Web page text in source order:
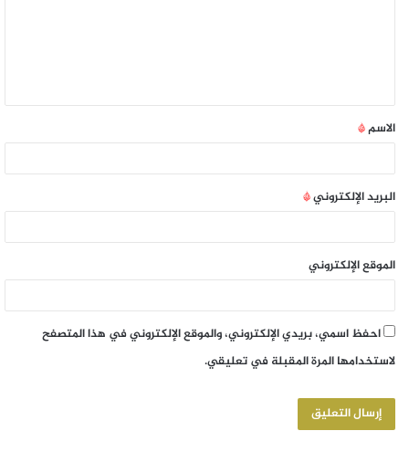
الاسم*
البريد الإلكتروني*
الموقع الإلكتروني
احفظ اسمي، بريدي الإلكتروني، والموقع الإلكتروني في هذا المتصفح
لاستخدامها المرة المقبلة في تعليقي.